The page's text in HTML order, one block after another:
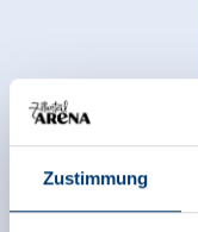
Zustimmung